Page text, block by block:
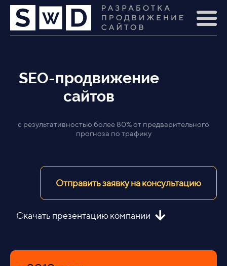
SEO-продвижение
сайтов
с результативностью более 80% от предварительного
прогноза по трафику
Отправить заявку на консультацию
Скачать презентацию компании